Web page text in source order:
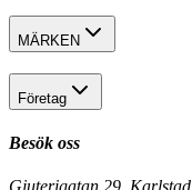
MÄRKEN
Företag
Besök oss
Gjuterigatan 29, Karlstad